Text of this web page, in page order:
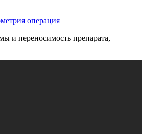
операция
и переносимость препарата,